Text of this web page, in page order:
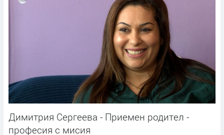
Димитрия Сергеева - Приемен родител -
професия с мисия